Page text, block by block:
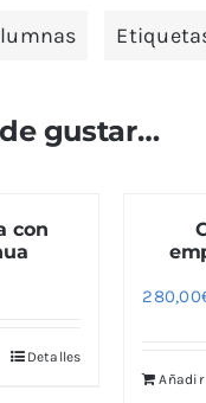
gustar…
con
Detalles
280,00